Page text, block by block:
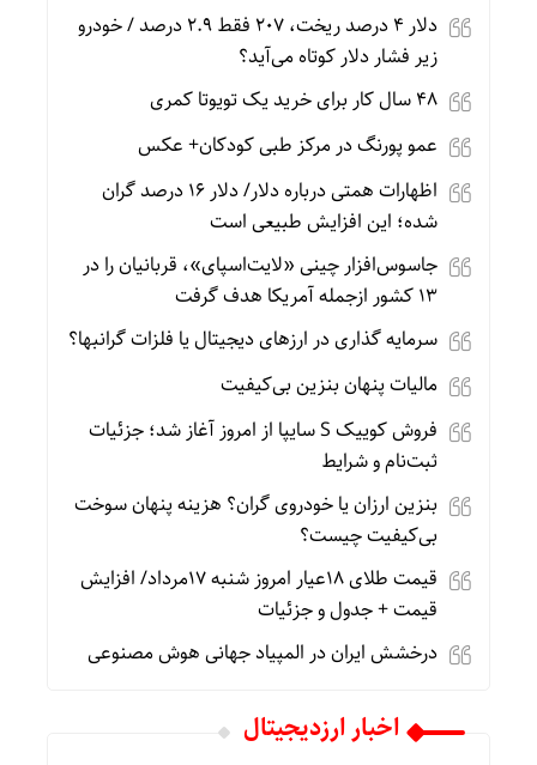
دلار ۴ درصد ریخت، ۲۰۷ فقط ۲.۹ درصد / خودرو
زیر فشار دلار کوتاه می‌آید؟
۴۸ سال کار برای خرید یک تویوتا کمری
عمو پورنگ در مرکز طبی کودکان+ عکس
اظهارات همتی درباره دلار/ دلار ۱۶ درصد گران
شده؛ این افزایش طبیعی است
جاسوس‌افزار چینی «لایت‌اسپای»، قربانیان را در
۱۳ کشور ازجمله آمریکا هدف گرفت
سرمایه گذاری در ارزهای دیجیتال یا فلزات گرانبها؟
مالیات پنهان بنزین بی‌کیفیت
فروش کوییک S سایپا از امروز آغاز شد؛ جزئیات
ثبت‌نام و شرایط
بنزین ارزان یا خودروی گران؟ هزینه پنهان سوخت
بی‌کیفیت چیست؟
قیمت طلای 18عیار امروز شنبه 17مرداد/ افزایش
قیمت + جدول و جزئیات
درخشش ایران در المپیاد جهانی هوش مصنوعی
اخبار ارزدیجیتال